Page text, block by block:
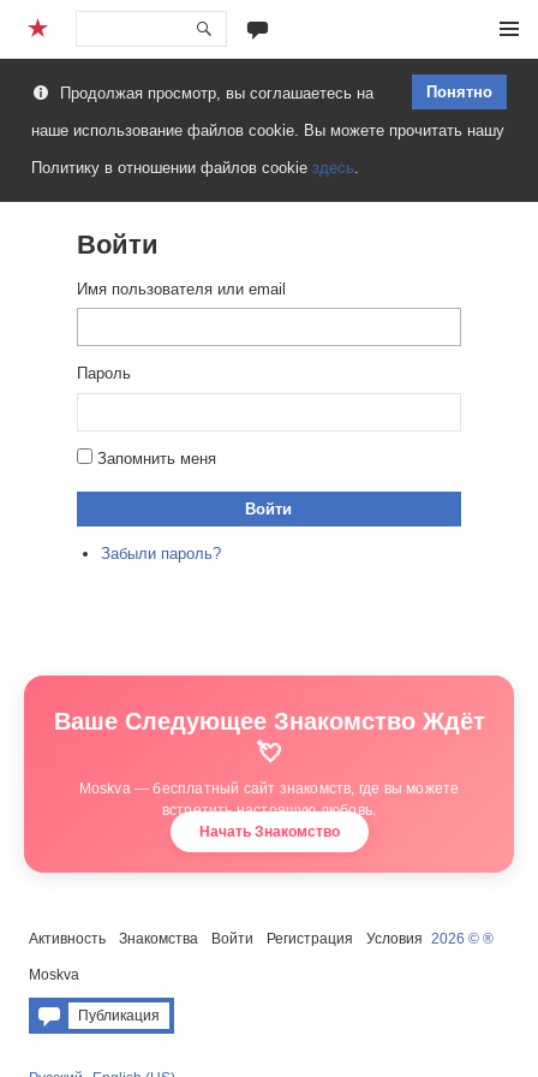
Перейти
содержимому
Понятно
Продолжая просмотр, вы соглашаетесь на
наше использование файлов cookie. Вы можете прочитать нашу
Политику в отношении файлов cookie здесь.
Войти
Имя пользователя или email
Пароль
Запомнить меня
Войти
Забыли пароль?
Ваше Следующее Знакомство Ждёт
💘
Moskva — бесплатный сайт знакомств, где вы можете
встретить настоящую любовь.
Начать Знакомство
Активность Знакомства Войти Регистрация Условия 2026 © ®
Moskva
Публикация